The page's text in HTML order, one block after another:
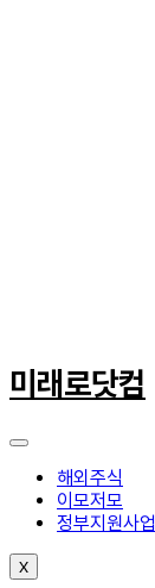
텐
츠
건
미래로닷컴
해외주식
이모저모
정부지원사업
X